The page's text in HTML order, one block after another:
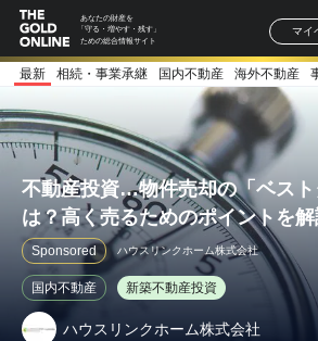
あなたの財産を
「守る・増やす・残す」
ための総合情報サイト
マイ
最新 相続・事業承継 国内不動産 海外不動産
不動産投資…物件売却の「ベスト
は？高く売るためのポイントを
Sponsored ハウスリンクホーム株式会社
国内不動産 新築不動産投資
ハウスリンクホーム株式会社